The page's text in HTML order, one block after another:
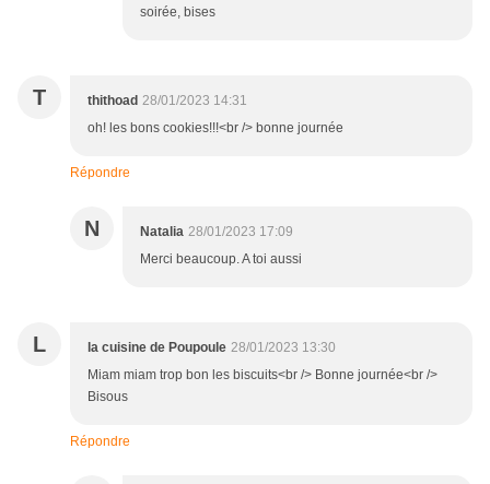
soirée, bises
T thithoad 28/01/2023 14:31
oh! les bons cookies!!!<br /> bonne journée
Répondre
N Natalia 28/01/2023 17:09
Merci beaucoup. A toi aussi
L la cuisine de Poupoule 28/01/2023 13:30
Miam miam trop bon les biscuits<br /> Bonne journée<br />
Bisous
Répondre